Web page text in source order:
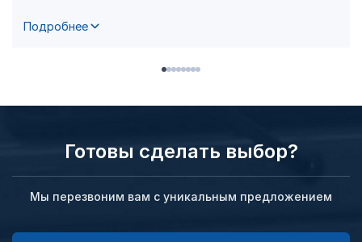
Подробнее
Готовы сделать выбор?
Мы перезвоним вам с уникальным предложением